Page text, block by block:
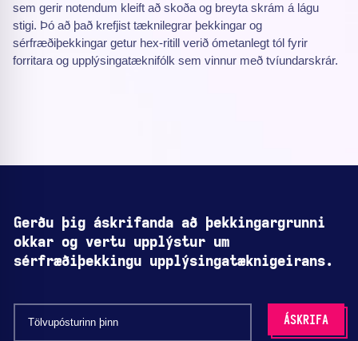
sem gerir notendum kleift að skoða og breyta skrám á lágu
stigi. Þó að það krefjist tæknilegrar þekkingar og
sérfræðiþekkingar getur hex-ritill verið ómetanlegt tól fyrir
forritara og upplýsingatæknifólk sem vinnur með tvíundarskrár.
Gerðu þig áskrifanda að þekkingargrunni
okkar og vertu upplýstur um
sérfræðiþekkingu upplýsingatæknigeirans.